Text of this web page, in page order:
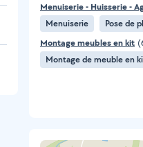
Menuiserie - Huisserie -
Menuiserie
Pose de
Montage meubles en kit
Montage de meuble en